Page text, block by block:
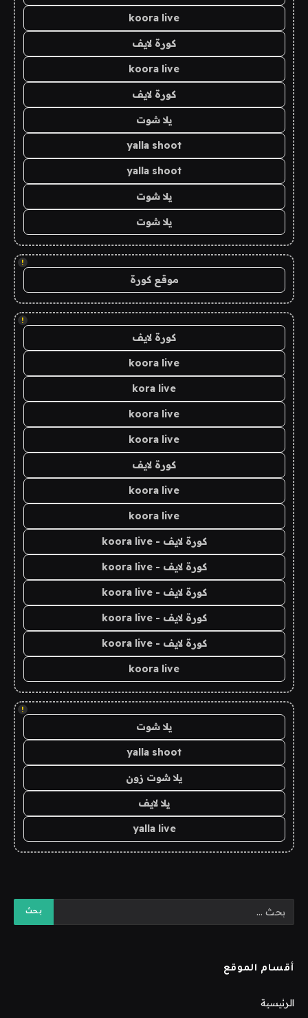
koora live
كورة لايف
koora live
كورة لايف
يلا شوت
yalla shoot
yalla shoot
يلا شوت
يلا شوت
!
موقع كورة
!
كورة لايف
koora live
kora live
koora live
koora live
كورة لايف
koora live
koora live
كورة لايف - koora live
كورة لايف - koora live
كورة لايف - koora live
كورة لايف - koora live
كورة لايف - koora live
koora live
!
يلا شوت
yalla shoot
يلا شوت زون
يلا لايف
yalla live
أقسام الموقع
الرئيسية